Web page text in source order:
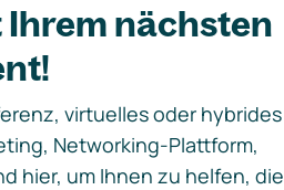
Ihrem nächsten
virtuelles oder hybrides
Networking-Plattform,
hier, um Ihnen zu helfen, die